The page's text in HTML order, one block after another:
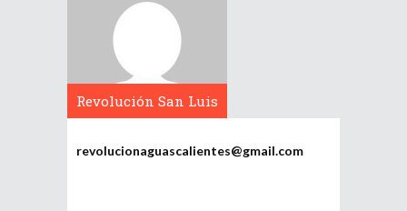
Revolución San Luis
revolucionaguascalientes@gmail.com